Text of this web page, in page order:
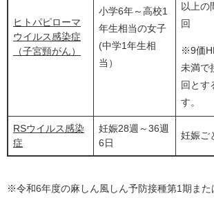
ヒトパピローマ
ウイルス感染症
（子宮頸がん）
小学6年～高校1
年生相当の女子
(中学1年生相
当）
以上の
回
※9価
未満で
回とす
す。
RSウイルス感染
症
妊娠28週～36週
6日
妊娠ご
※令和6年度の麻しん風しん予防接種第1期また